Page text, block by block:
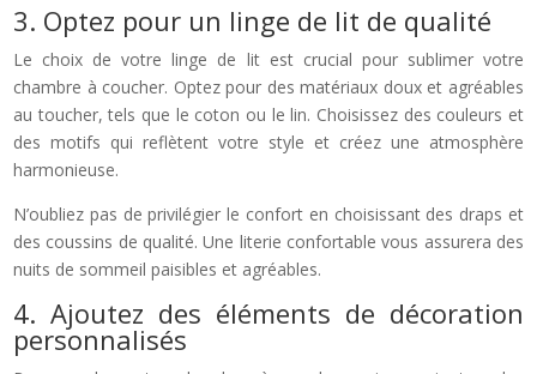
3. Optez pour un linge de lit de qualité
Le choix de votre linge de lit est crucial pour sublimer votre
chambre à coucher. Optez pour des matériaux doux et agréables
au toucher, tels que le coton ou le lin. Choisissez des couleurs et
des motifs qui reflètent votre style et créez une atmosphère
harmonieuse.
N’oubliez pas de privilégier le confort en choisissant des draps et
des coussins de qualité. Une literie confortable vous assurera des
nuits de sommeil paisibles et agréables.
4. Ajoutez des éléments de décoration
personnalisés